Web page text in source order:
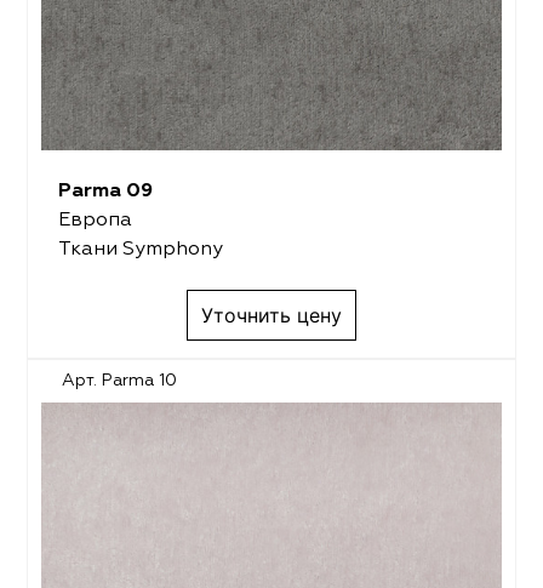
Parma 09
Европа
Ткани Symphony
Уточнить цену
Арт. Parma 10